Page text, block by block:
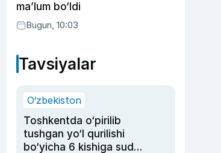
ma’lum bo‘ldi
Bugun, 10:03
Tavsiyalar
O‘zbekiston
Toshkentda o‘pirilib
tushgan yo‘l qurilishi
bo‘yicha 6 kishiga sud